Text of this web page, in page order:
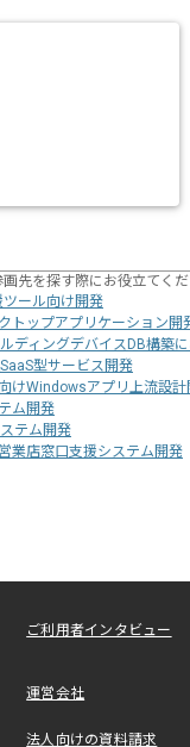
先を探す際にお役立てく
ツール向け開発
トップアプリケーション開
ディングデバイスDB構築
SaaS型サービス開発
けWindowsアプリ上流設計
ム開発
テム開発
業店窓口支援システム開発
ご利用者インタビュー
運営会社
法人向けの資料請求